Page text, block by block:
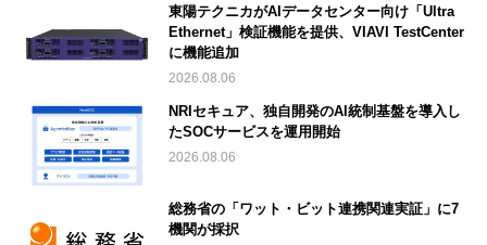
東陽テクニカがAIデータセンター向け「Ultra
Ethernet」検証機能を提供、VIAVI TestCenter
に機能追加
2026.08.06
NRIセキュア、独自開発のAI統制基盤を導入し
たSOCサービスを運用開始
2026.08.06
総務省の「ワット・ビット連携関連実証」に7
機関が採択